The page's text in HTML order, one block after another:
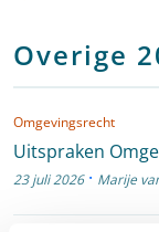
Overige
Omgevingsrecht
Uitspraken
23 juli 2026 · Marije